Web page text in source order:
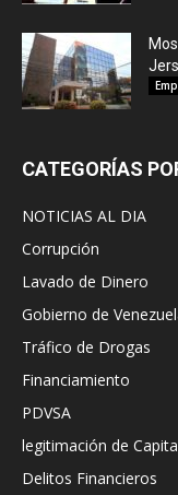
CATEGORÍAS
NOTICIAS AL DIA
Corrupción
Lavado de Dinero
Gobierno de
Tráfico de Drogas
Financiamiento
PDVSA
legitimación de
Delitos Financieros